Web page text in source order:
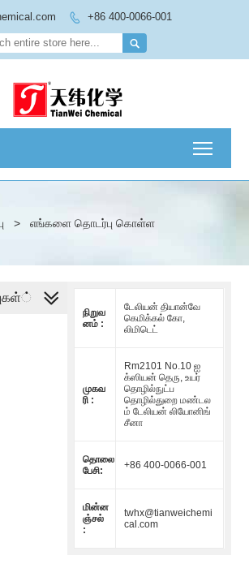
 +86 400-0066-001

> எங்களை தொடர்பு கொள்ள
நிறுவ
னம் :
டேலியன் தியான்வே
கெமிக்கல் கோ,
லிமிடெட்
முகவ
ரி :
Rm2101 No.10 ஐ
க்ஸியன் தெரு, உயர்
தொழில்நுட்ப
தொழில்துறை மண்டல
ம் டேலியன் லியோனிங்
சீனா
தொலை
பேசி:
+86 400-0066-001
மின்ன
ஞ்சல்
:
twhx@tianweichemi
cal.com